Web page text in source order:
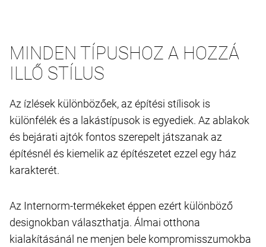
MINDEN TÍPUSHOZ A HOZZÁ
ILLŐ STÍLUS
Az ízlések különbözőek, az építési stílisok is
különfélék és a lakástípusok is egyediek. Az ablakok
és bejárati ajtók fontos szerepelt játszanak az
építésnél és kiemelik az építészetet ezzel egy ház
karakterét.
Az Internorm-termékeket éppen ezért különböző
designokban választhatja. Álmai otthona
kialakításánál ne menjen bele kompromisszumokba